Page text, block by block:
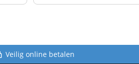
Veilig online betalen